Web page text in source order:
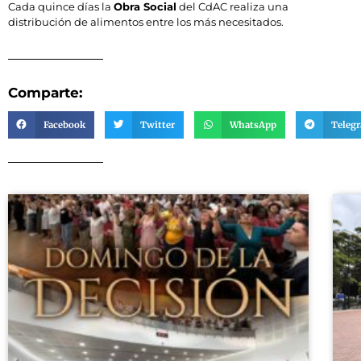
Cada quince días la Obra Social del CdAC realiza una
distribución de alimentos entre los más necesitados.
Comparte:
Facebook Twitter WhatsApp